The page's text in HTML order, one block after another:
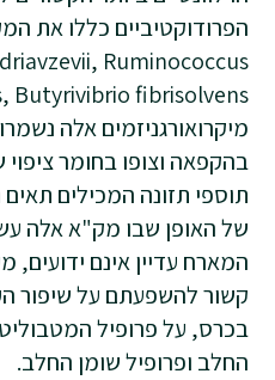
Ruminococcus
מיקרואורגניזמים אלה
בהקפאה וצופו בחומר
תוספי תזונה המכילים תאים
של האופן שבו מק"א אלה
המארח עדיין אינם ידועים,
קשור להשפעתם על שיפור
בכרס, על פרופיל
החלב ופרופיל שומן החלב.